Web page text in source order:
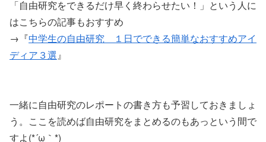
「自由研究をできるだけ早く終わらせたい！」という人に
はこちらの記事もおすすめ
→『中学生の自由研究 １日でできる簡単なおすすめアイ
ディア３選 』
一緒に自由研究のレポートの書き方も予習しておきましょ
う。ここを読めば自由研究をまとめるのもあっという間で
すよ(*´ω｀*)